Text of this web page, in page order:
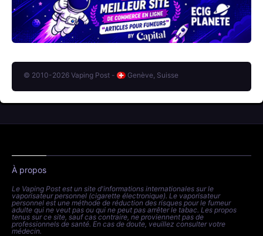
© 2010-2026 Vaping Post - Genève, Suisse
À propos
Le Vaping Post est un site d'informations internationales sur le
vaporisateur personnel (cigarette électronique). Le vaporisateur
personnel est une méthode de réduction des risques pour le fumeur
adulte qui ne veut pas ou qui ne peut pas arrêter le tabac. Les propos
tenus sur ce site, sauf cas contraire, ne proviennent pas de
professionnels de santé. En cas de doute, veuillez consulter votre
médecin.